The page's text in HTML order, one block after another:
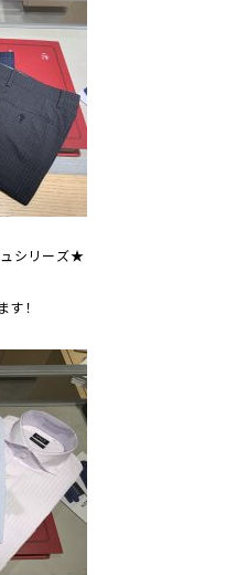
シリーズ★
！